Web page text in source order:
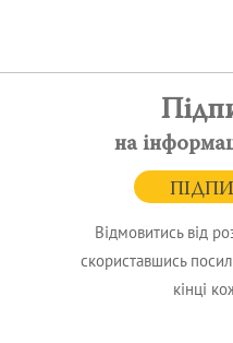
на
Відмовитись від
скориставшись
кінці